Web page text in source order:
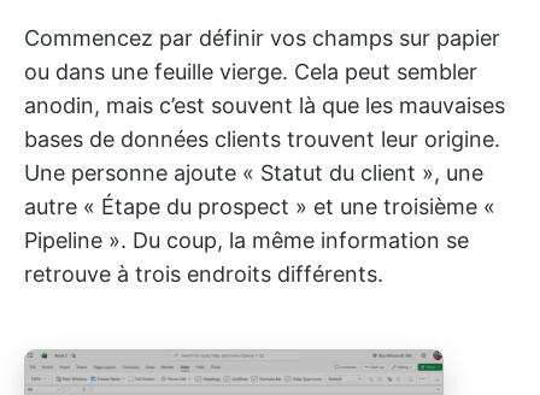
Commencez par définir vos champs sur papier
ou dans une feuille vierge. Cela peut sembler
anodin, mais c’est souvent là que les mauvaises
bases de données clients trouvent leur origine.
Une personne ajoute « Statut du client », une
autre « Étape du prospect » et une troisième «
Pipeline ». Du coup, la même information se
retrouve à trois endroits différents.